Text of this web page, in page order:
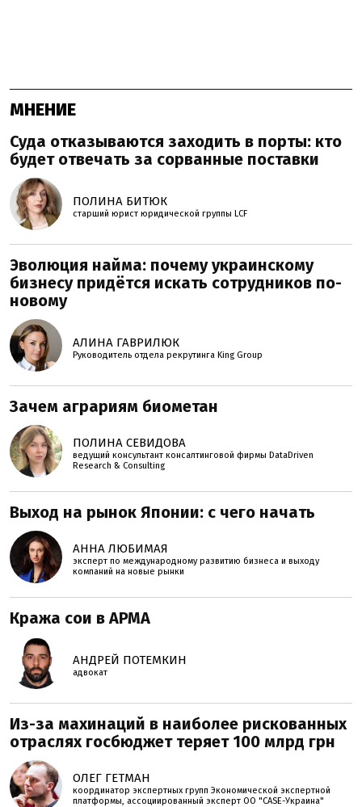
МНЕНИЕ
Суда отказываются заходить в порты: кто
будет отвечать за сорванные поставки
ПОЛИНА БИТЮК
старший юрист юридической группы LCF
Эволюция найма: почему украинскому
бизнесу придётся искать сотрудников по-
новому
АЛИНА ГАВРИЛЮК
Руководитель отдела рекрутинга King Group
Зачем аграриям биометан
ПОЛИНА СЕВИДОВА
ведущий консультант консалтинговой фирмы DataDriven
Research & Consulting
Выход на рынок Японии: с чего начать
АННА ЛЮБИМАЯ
эксперт по международному развитию бизнеса и выходу
компаний на новые рынки
Кража сои в АРМА
АНДРЕЙ ПОТЕМКИН
адвокат
Из-за махинаций в наиболее рискованных
отраслях госбюджет теряет 100 млрд грн
ОЛЕГ ГЕТМАН
координатор экспертных групп Экономической экспертной
платформы, ассоциированный эксперт ОО "CASE-Украина"